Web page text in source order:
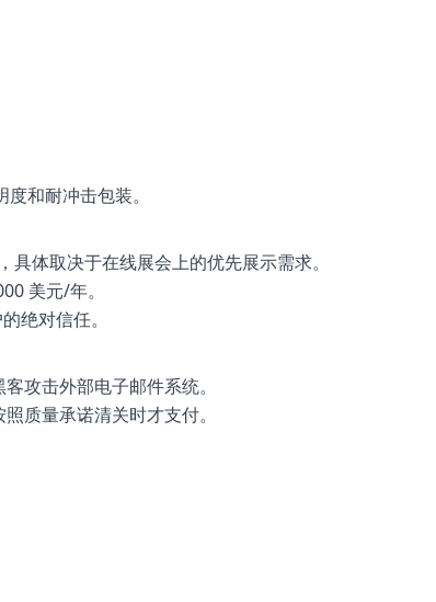
和耐冲击包装。
体取决于在线展会上的优先展示需求。
美元/年。
绝对信任。
攻击外部电子邮件系统。
质量承诺清关时才支付。